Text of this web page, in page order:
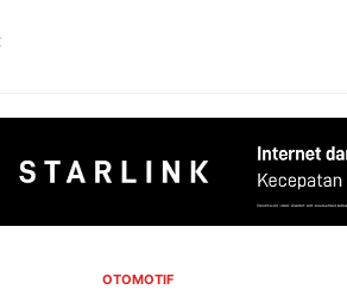
OTOMOTIF